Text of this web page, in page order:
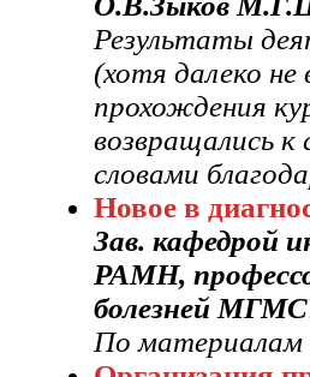
Результаты
(хотя далеко не
прохождения
возвращались к
словами
Новое в
Зав. кафедрой
РАМН,
болезней
По материалам